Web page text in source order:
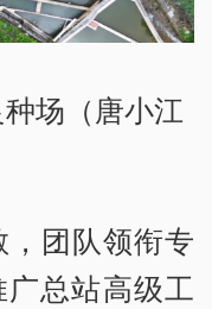
场（唐小江
团队领衔专
总站高级工